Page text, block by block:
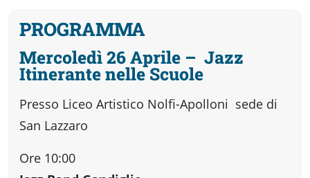
da
fare
Percorsi
PROGRAMMA
Mercoledì 26 Aprile – Jazz
Itinerante nelle Scuole
Presso Liceo Artistico Nolfi-Apolloni sede di
San Lazzaro
Ore 10:00